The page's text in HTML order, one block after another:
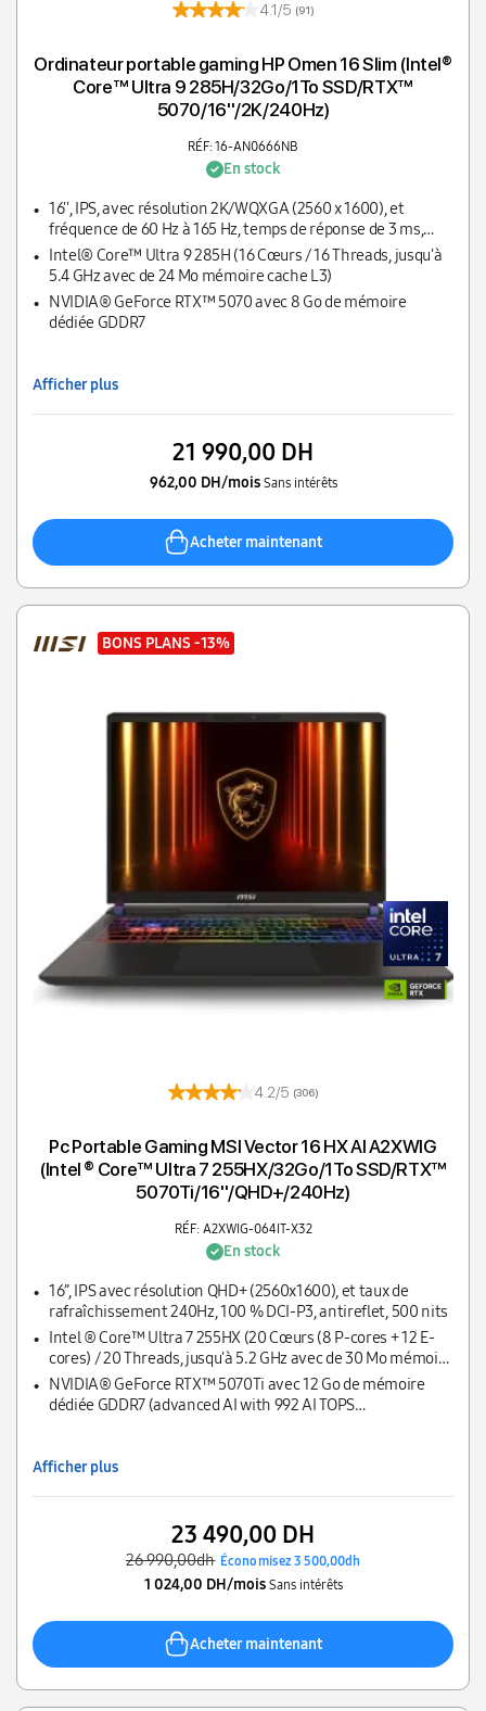
4.1/5 (91)
Ordinateur portable gaming HP Omen 16 Slim (Intel®
Core™ Ultra 9 285H/32Go/1To SSD/RTX™
5070/16''/2K/240Hz)
RÉF: 16-AN0666NB
En stock
16'', IPS, avec résolution 2K/WQXGA (2560 x 1600), et
fréquence de 60 Hz à 165 Hz, temps de réponse de 3 ms,
micro-edge, anti-glare, Low Blue Light, 500 nits, 100%
sRGB
Intel® Core™ Ultra 9 285H (16 Cœurs / 16 Threads, jusqu'à
5.4 GHz avec de 24 Mo mémoire cache L3)
NVIDIA® GeForce RTX™ 5070 avec 8 Go de mémoire
dédiée GDDR7
Afficher plus
21 990,00 DH
962,00 DH/mois Sans intérêts
Acheter maintenant
BONS PLANS -13%
4.2/5 (306)
Pc Portable Gaming MSI Vector 16 HX AI A2XWIG
(Intel ® Core™ Ultra 7 255HX/32Go/1To SSD/RTX™
5070Ti/16''/QHD+/240Hz)
RÉF: A2XWIG-064IT-X32
En stock
16”, IPS avec résolution QHD+ (2560x1600), et taux de
rafraîchissement 240Hz, 100 % DCI-P3, antireflet, 500 nits
Intel ® Core™ Ultra 7 255HX (20 Cœurs (8 P-cores + 12 E-
cores) / 20 Threads, jusqu'à 5.2 GHz avec de 30 Mo mémoire
cache L3)
NVIDIA® GeForce RTX™ 5070Ti avec 12 Go de mémoire
dédiée GDDR7 (advanced AI with 992 AI TOPS
Afficher plus
23 490,00 DH
26 990,00dh Économisez 3 500,00dh
1 024,00 DH/mois Sans intérêts
Acheter maintenant